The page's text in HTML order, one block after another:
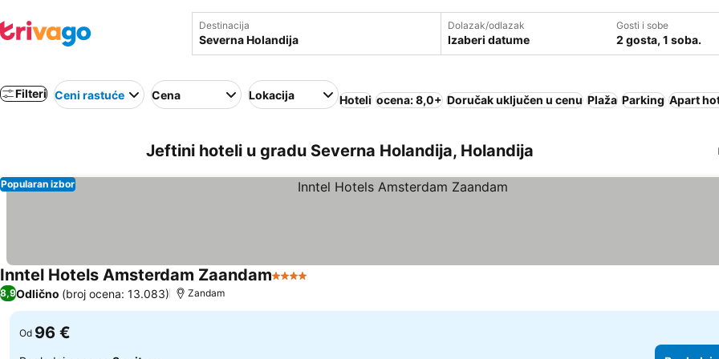
Destinacija Dolazak/odlazak
Izaberi datume
Gosti i sobe
2 gosta, 1 soba.
Filteri Ceni rastuće Cena Lokacija Hoteli ocena: 8,0+ Doručak uključen u cenu Plaža Parking Apart
Jeftini hoteli u gradu Severna Holandija, Holandija
Popularan izbor
Inntel Hotels Amsterdam Zaandam4 Zvezdice
8,9Odlično (broj ocena: 13.083) Zandam
Od 96 €